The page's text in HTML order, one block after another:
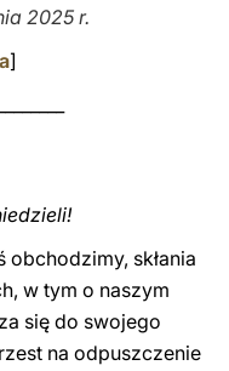
2025 r.
]
skłania
w tym o naszym
się do swojego
na odpuszczenie